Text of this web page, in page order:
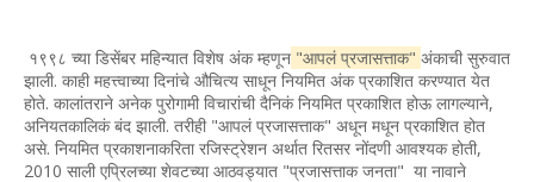
१९९८ च्या डिसेंबर महिन्यात विशेष अंक म्हणून "आपलं प्रजासत्ताक" अंकाची सुरुवात
झाली. काही महत्त्वाच्या दिनांचे औचित्य साधून नियमित अंक प्रकाशित करण्यात येत
होते. कालांतराने अनेक पुरोगामी विचारांची दैनिकं नियमित प्रकाशित होऊ लागल्याने,
अनियतकालिकं बंद झाली. तरीही "आपलं प्रजासत्ताक" अधून मधून प्रकाशित होत
असे. नियमित प्रकाशनाकरिता रजिस्ट्रेशन अर्थात रितसर नोंदणी आवश्यक होती,
2010 साली एप्रिलच्या शेवटच्या आठवड्यात "प्रजासत्ताक जनता" या नावाने